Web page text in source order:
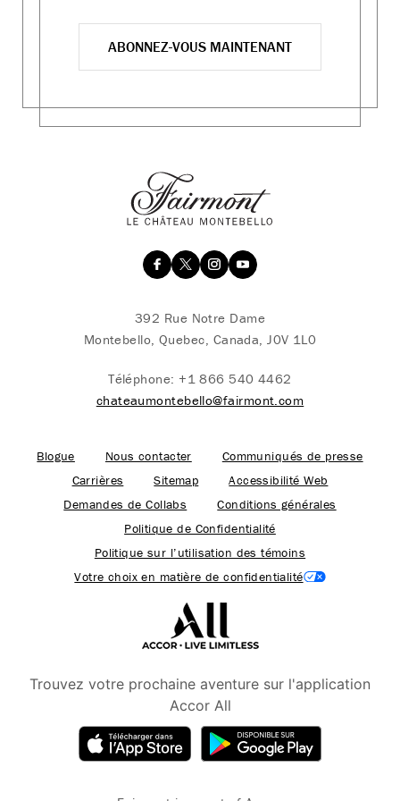
ABONNEZ-VOUS MAINTENANT
392 Rue Notre Dame
Montebello, Quebec, Canada, J0V 1L0
Téléphone: +1 866 540 4462
chateaumontebello@fairmont.com
Blogue Nous contacter
Communiqués de presse
Carrières
Sitemap
Accessibilité Web
Demandes de Collabs
Conditions générales
Politique de Confidentialité
Politique sur l’utilisation des témoins
Votre choix en matière de confidentialité
Trouvez votre prochaine aventure sur l'application
Accor All